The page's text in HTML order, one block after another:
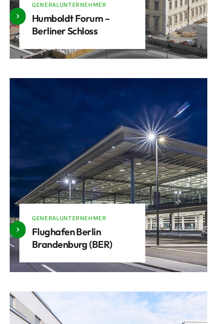
GENERALUNTERNEHMER
Humboldt Forum –
Berliner Schloss
GENERALUNTERNEHMER
Flughafen Berlin
Brandenburg (BER)